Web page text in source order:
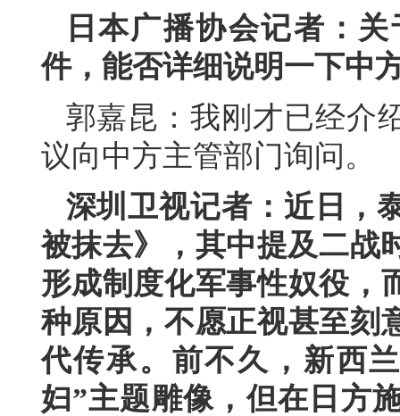
日本广播协会记者：
件，能否详细说明一下中
郭嘉昆：我刚才已经介
议向中方主管部门询问。
深圳卫视记者：近日，
被抹去》，其中提及二战
形成制度化军事性奴役，
种原因，不愿正视甚至刻
代传承。前不久，新西
妇”主题雕像，但在日方